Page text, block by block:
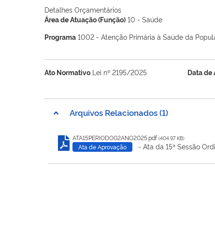
Detalhes Orçamentários
Área de Atuação (Função) 10 - Saúde
Programa 1002 - Atenção Primária à Saúde da
Ato Normativo Lei nº 2195/2025 Data de
Arquivos Relacionados (1)
ATA15PERIODO02ANO2025.pdf(404.97 KB)
Ata de Aprovação - Ata da 15ª Sessão